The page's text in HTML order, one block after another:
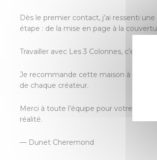
Dès le premier contact, j’ai ressenti
étape : de la mise en page à la
Travailler avec Les 3 Colonnes, c’est
Je recommande cette maison à tout
de chaque créateur.
Merci à toute l’équipe pour votre
réalité.
— Dunet Cheremond